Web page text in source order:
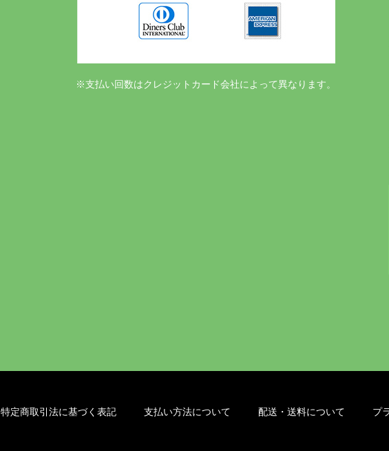
※支払い回数はクレジットカード会社によって異なります。
特定商取引法に基づく表記 支払い方法について 配送・送料について プ